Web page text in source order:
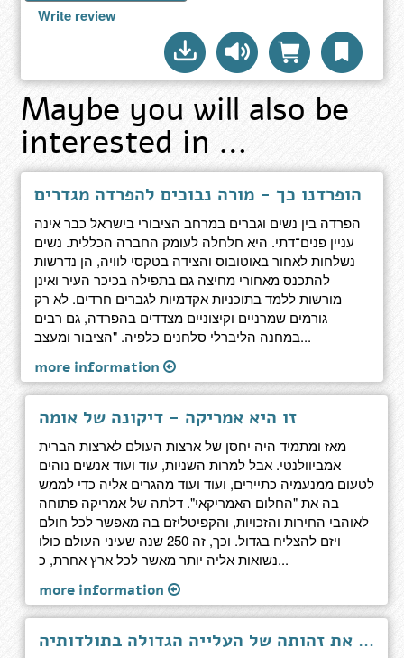
Write review
Maybe you will also be
interested in …
הופרדנו כך - מורה נבוכים להפרדה מגדרים
הפרדה בין נשים וגברים במרחב הציבורי בישראל כבר אינה
עניין פנים־דתי. היא חלחלה לעומק החברה הכללית. נשים
נשלחות לאחור באוטובוס והצידה בטקסי לוויה, הן נדרשות
להתכנס מאחורי מחיצה גם בתפילה בכיכר העיר ואינן
מורשות ללמד בתוכניות אקדמיות לגברים חרדים. לא רק
גורמים שמרניים וקיצוניים מצדדים בהפרדה, גם רבים
במחנה הליברלי סלחנים כלפיה. "הציבור ומעצב...
more information
זו היא אמריקה - דיקונה של אומה
מאז ומתמיד היה יחסן של ארצות העולם לארצות הברית
אמביוולנטי. אבל למרות השניות, עוד ועוד אנשים נוהים
לטעום ממנעמיה כתיירים, ועוד ועוד מהגרים אליה כדי לממש
בה את "החלום האמריקאי". דלתה של אמריקה פתוחה
לאוהבי החירות והזכויות, והקפיטליזם בה מאפשר לכל חולם
ויזם להצליח בגדול. וכך, זה 250 שנה שעיני העולם כולו
נשואות אליה יותר מאשר לכל ארץ אחרת, כ...
more information
יותר יהודי ממך - כך מוחקת מדינת ישראל את זהותה של העלייה הגדולה בתולדותיה